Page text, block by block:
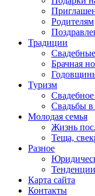
Родителям
Традиции
Брачная
Туризм
Свадьбы в
Молодая семья
Жизнь
Теща,
Разное
Карта сайта
Контакты